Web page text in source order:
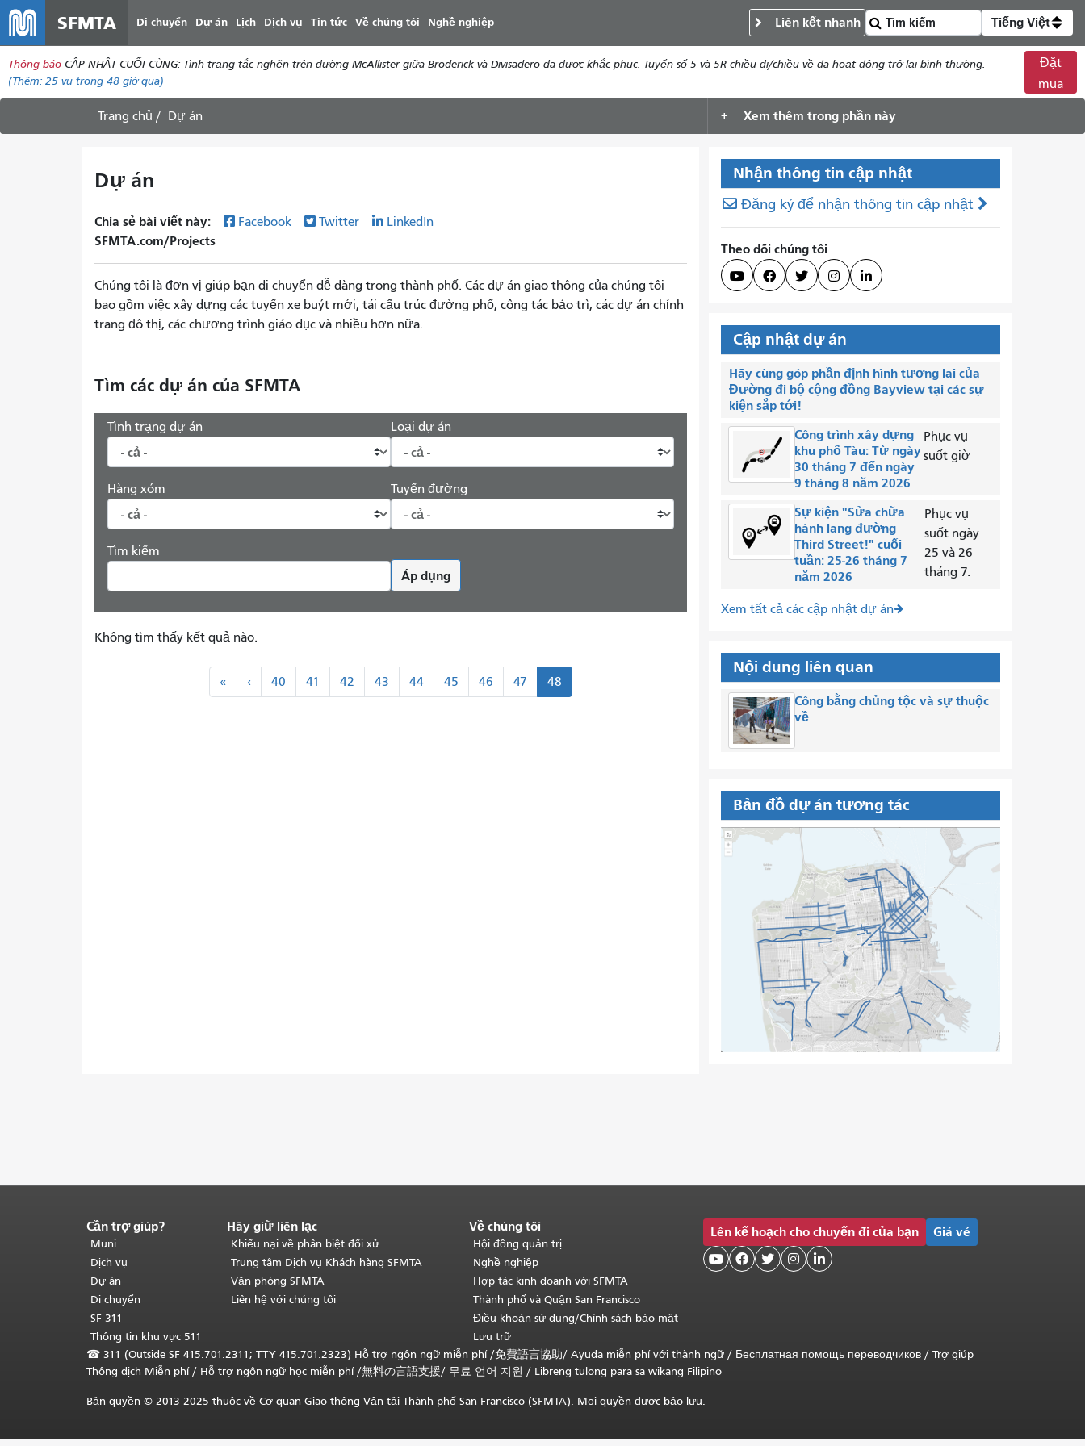
dung
SFMTA Di chuyển Dự án Lịch Dịch vụ Tin tức Về chúng tôi Nghề nghiệp Liên kết nhanh Tiếng Việt
Thông báo CẬP NHẬT CUỐI CÙNG: Tình trạng tắc nghẽn trên đường McAllister giữa Broderick và Divisadero đã được khắc phục. Tuyến số 5 và 5R chiều đi/chiều về đã hoạt động trở lại bình thường.
(Thêm: 25 vụ trong 48 giờ qua)
Đặt
mua
Trang chủ Dự án Xem thêm trong phần này
Dự án
Chia sẻ bài viết này: Facebook Twitter LinkedIn
SFMTA.com/Projects
Chúng tôi là đơn vị giúp bạn di chuyển dễ dàng trong thành phố. Các dự án giao thông của chúng tôi
bao gồm việc xây dựng các tuyến xe buýt mới, tái cấu trúc đường phố, công tác bảo trì, các dự án chỉnh
trang đô thị, các chương trình giáo dục và nhiều hơn nữa.
Tìm các dự án của SFMTA
Tình trạng dự án Loại dự án
Hàng xóm Tuyến đường
Tìm kiếm
Áp dụng
Không tìm thấy kết quả nào.
«"
Đầu
‹<
Trước
40 41 42 43 44 45 46 47 48
Nhận thông tin cập nhật
Đăng ký để nhận thông tin cập nhật
Theo dõi chúng tôi
    
Cập nhật dự án
Hãy cùng góp phần định hình tương lai của
Đường đi bộ cộng đồng Bayview tại các sự
kiện sắp tới!
Công trình xây dựng
khu phố Tàu: Từ ngày
30 tháng 7 đến ngày
9 tháng 8 năm 2026
Phục vụ
suốt giờ
Sự kiện "Sửa chữa
hành lang đường
Third Street!" cuối
tuần: 25-26 tháng 7
năm 2026
Phục vụ
suốt ngày
25 và 26
tháng 7.
Xem tất cả các cập nhật dự án
Nội dung liên quan
Công bằng chủng tộc và sự thuộc
về
Bản đồ dự án tương tác
Kết
thúc
nội
dung
trang.Phần
còn
trang
này
được
Cần trợ giúp?
Muni
Dịch vụ
Dự án
Di chuyển
SF 311
Thông tin khu vực 511
Hãy giữ liên lạc
Khiếu nại về phân biệt đối xử
Trung tâm Dịch vụ Khách hàng SFMTA
Văn phòng SFMTA
Liên hệ với chúng tôi
Về chúng tôi
Hội đồng quản trị
Nghề nghiệp
Hợp tác kinh doanh với SFMTA
Thành phố và Quận San Francisco
Điều khoản sử dụng/Chính sách bảo mật
Lưu trữ
Lên kế hoạch cho chuyến đi của bạn Giá vé
    
☎ 311 (Outside SF 415.701.2311; TTY 415.701.2323) Hỗ trợ ngôn ngữ miễn phí /免費語言協助/ Ayuda miễn phí với thành ngữ / Бесплатная помощь переводчиков / Trợ giúp
Thông dịch Miễn phí/ Hỗ trợ ngôn ngữ học miễn phí/無料の言語支援/ 무료 언어 지원 / Libreng tulong para sa wikang Filipino
Bản quyền © 2013-2025 thuộc về Cơ quan Giao thông Vận tải Thành phố San Francisco (SFMTA). Mọi quyền được bảo lưu.